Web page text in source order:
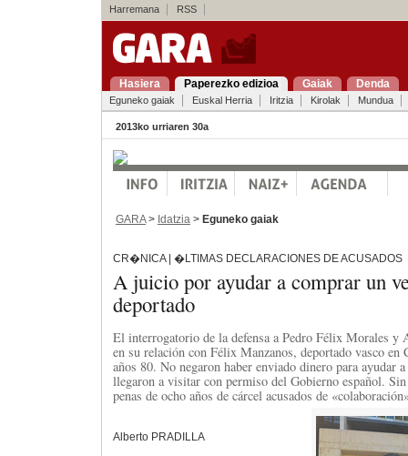
Harremana RSS
Hasiera Paperezko edizioa Gaiak Denda
Eguneko gaiak Euskal Herria Iritzia Kirolak Mundua
2013ko urriaren 30a
GARA> Idatzia > Eguneko gaiak
CR�NICA | �LTIMAS DECLARACIONES DE ACUSADOS
A juicio por ayudar a comprar un
deportado
El interrogatorio de la defensa a Pedro Félix Morales y
en su relación con Félix Manzanos, deportado vasco en
años 80. No negaron haber enviado dinero para ayudar
llegaron a visitar con permiso del Gobierno español.
penas de ocho años de cárcel acusados de
Alberto PRADILLA